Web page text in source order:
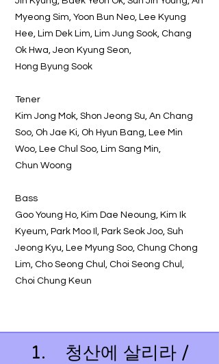
Myeong Sim, Yoon Bun Neo, Lee Kyung
Hee, Lim Dek Lim, Lim Jung Sook, Chang
Ok Hwa, Jeon Kyung Seon,
Hong Byung Sook
Tener
Kim Jong Mok, Shon Jeong Su, An Chang
Soo, Oh Jae Ki, Oh Hyun Bang, Lee Min
Woo, Lee Chul Soo, Lim Sang Min,
Chun Woong
Bass
Goo Young Ho, Kim Dae Neoung, Kim Ik
Kyeum, Park Moo Il, Park Seok Joo, Suh
Jeong Kyu, Lee Myung Soo, Chung Chong
Lim, Cho Seong Chul, Choi Seong Chul,
Choi Chung Keun
1. 청산에 살리라 /